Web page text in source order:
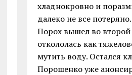
хладнокровно и
далеко не все
Порох вышел во
откололась как
мутить воду. Остался
Порошенко уже